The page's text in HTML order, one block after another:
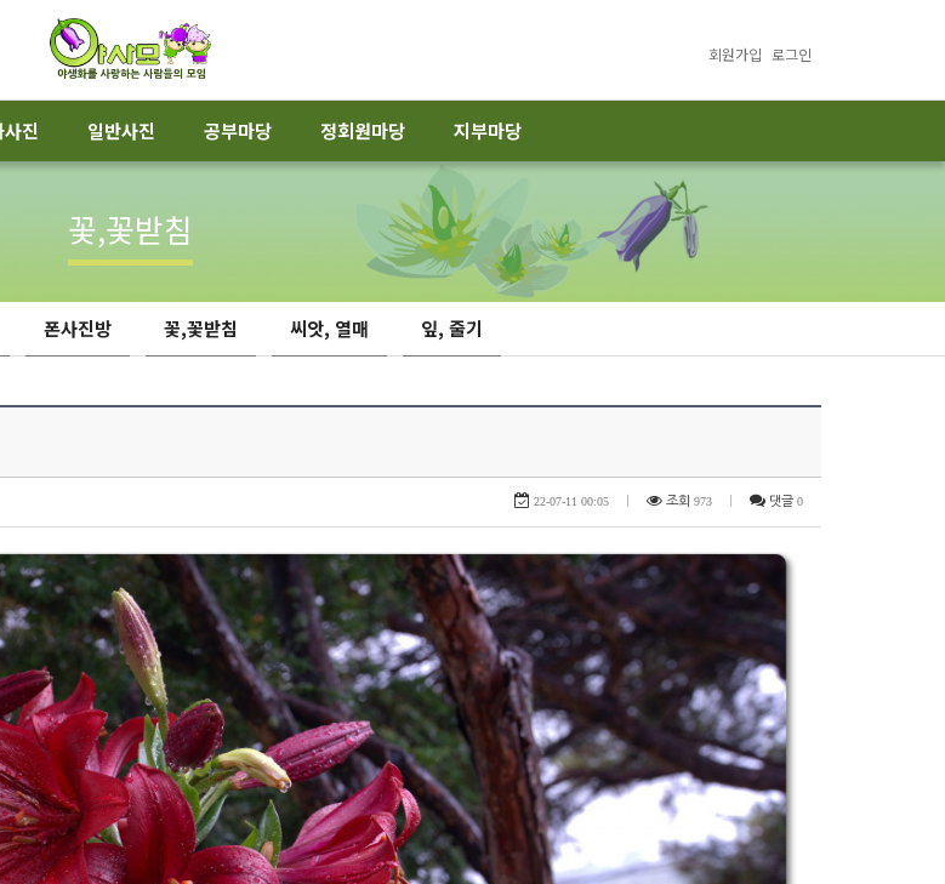
회원가입 로그인
진 일반사진 공부마당 정회원마당 지부마당
꽃,꽃받침
폰사진방 꽃,꽃받침 씨앗, 열매 잎, 줄기
22-07-11 00:05 조회 973 댓글 0